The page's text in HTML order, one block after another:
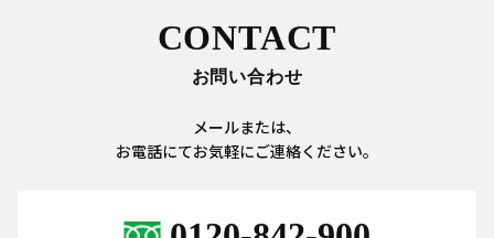
CONTACT
お問い合わせ
メールまたは、
お電話にてお気軽にご連絡ください。